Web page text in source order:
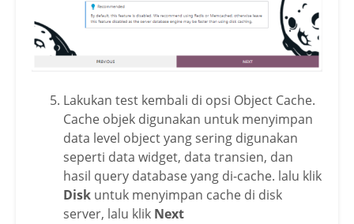
Lakukan test kembali di opsi Object Cache.
Cache objek digunakan untuk menyimpan
data level object yang sering digunakan
seperti data widget, data transien, dan
hasil query database yang di-cache. lalu klik
Disk untuk menyimpan cache di disk
server, lalu klik Next